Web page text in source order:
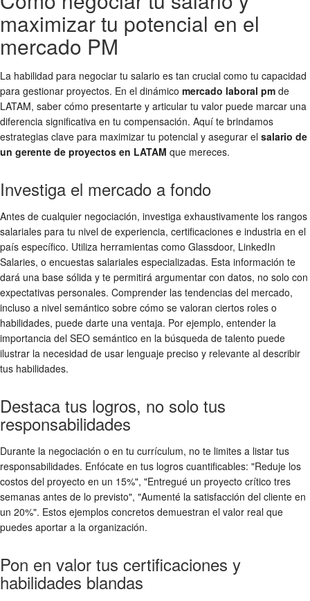
maximizar tu potencial en el
mercado PM
La habilidad para negociar tu salario es tan crucial como tu capacidad
para gestionar proyectos. En el dinámico mercado laboral pm de
LATAM, saber cómo presentarte y articular tu valor puede marcar una
diferencia significativa en tu compensación. Aquí te brindamos
estrategias clave para maximizar tu potencial y asegurar el salario de
un gerente de proyectos en LATAM que mereces.
Investiga el mercado a fondo
Antes de cualquier negociación, investiga exhaustivamente los rangos
salariales para tu nivel de experiencia, certificaciones e industria en el
país específico. Utiliza herramientas como Glassdoor, LinkedIn
Salaries, o encuestas salariales especializadas. Esta información te
dará una base sólida y te permitirá argumentar con datos, no solo con
expectativas personales. Comprender las tendencias del mercado,
incluso a nivel semántico sobre cómo se valoran ciertos roles o
habilidades, puede darte una ventaja. Por ejemplo, entender la
importancia del SEO semántico en la búsqueda de talento puede
ilustrar la necesidad de usar lenguaje preciso y relevante al describir
tus habilidades.
Destaca tus logros, no solo tus
responsabilidades
Durante la negociación o en tu currículum, no te limites a listar tus
responsabilidades. Enfócate en tus logros cuantificables: "Reduje los
costos del proyecto en un 15%", "Entregué un proyecto crítico tres
semanas antes de lo previsto", "Aumenté la satisfacción del cliente en
un 20%". Estos ejemplos concretos demuestran el valor real que
puedes aportar a la organización.
Pon en valor tus certificaciones y
habilidades blandas